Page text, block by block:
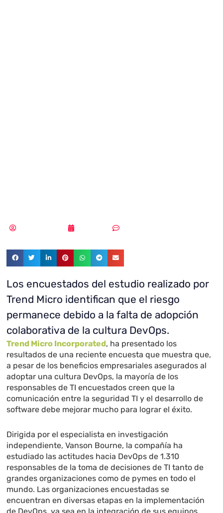
Los encuestados del estudio realizado por
Trend Micro identifican que el riesgo
permanece debido a la falta de adopción
colaborativa de la cultura DevOps.
Trend Micro Incorporated, ha presentado los
resultados de una reciente encuesta que muestra que,
a pesar de los beneficios empresariales asegurados al
adoptar una cultura DevOps, la mayoría de los
responsables de TI encuestados creen que la
comunicación entre la seguridad TI y el desarrollo de
software debe mejorar mucho para lograr el éxito.
Dirigida por el especialista en investigación
independiente, Vanson Bourne, la compañía ha
estudiado las actitudes hacia DevOps de 1.310
responsables de la toma de decisiones de TI tanto de
grandes organizaciones como de pymes en todo el
mundo. Las organizaciones encuestadas se
encuentran en diversas etapas en la implementación